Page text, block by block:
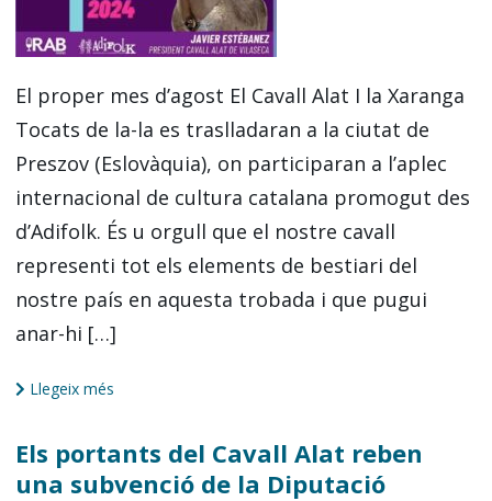
El proper mes d’agost El Cavall Alat I la Xaranga
Tocats de la-la es traslladaran a la ciutat de
Preszov (Eslovàquia), on participaran a l’aplec
internacional de cultura catalana promogut des
d’Adifolk. És u orgull que el nostre cavall
representi tot els elements de bestiari del
nostre país en aquesta trobada i que pugui
anar-hi […]
Llegeix més
Els portants del Cavall Alat reben
una subvenció de la Diputació